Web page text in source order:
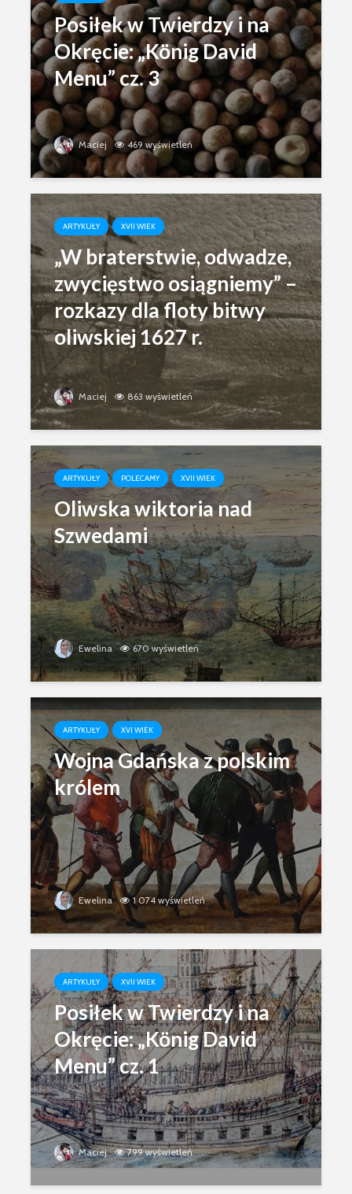
Posiłek w Twierdzy i na
Okręcie: „König David
Menu” cz. 3
Maciej 469 wyświetleń
ARTYKUŁY XVII WIEK
„W braterstwie, odwadze,
zwycięstwo osiągniemy” –
rozkazy dla floty bitwy
oliwskiej 1627 r.
Maciej 863 wyświetleń
ARTYKUŁY POLECAMY XVII WIEK
Oliwska wiktoria nad
Szwedami
Ewelina 670 wyświetleń
ARTYKUŁY XVI WIEK
Wojna Gdańska z polskim
królem
Ewelina 1 074 wyświetleń
ARTYKUŁY XVII WIEK
Posiłek w Twierdzy i na
Okręcie: „König David
Menu” cz. 1
Maciej 799 wyświetleń